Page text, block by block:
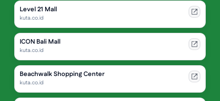
Level 21 Mall
kuta.co.id
ICON Bali Mall
kuta.co.id
Beachwalk Shopping Center
kuta.co.id